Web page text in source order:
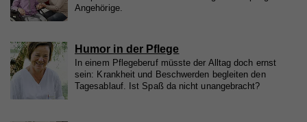
Angehörige.
Humor in der Pflege
In einem Pflegeberuf müsste der Alltag doch ernst
sein: Krankheit und Beschwerden begleiten den
Tagesablauf. Ist Spaß da nicht unangebracht?
Zweck Wird verwendet, um Vimeo-Inhalte zu entsperren.
Name _gat
Anbieter Whatchado
Name _gat
Laufzeit 1 Minute
Zweck
Wird von Google Analytics verwendet, um die
Anforderungsrate einzuschränken.